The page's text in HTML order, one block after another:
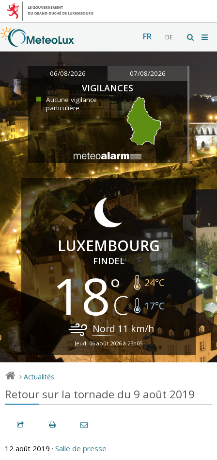
FR DE
06/08/2026 07/08/2026
VIGILANCES
Aucune vigilance
particulière
LUXEMBOURG
FINDEL
18 24°C
17°C
Nord 11km/h
Jeudi 06 août 2026 à 23h05
> Actualités
Retour sur la tornade du 9 août 2019
12 août 2019 · Salle de presse